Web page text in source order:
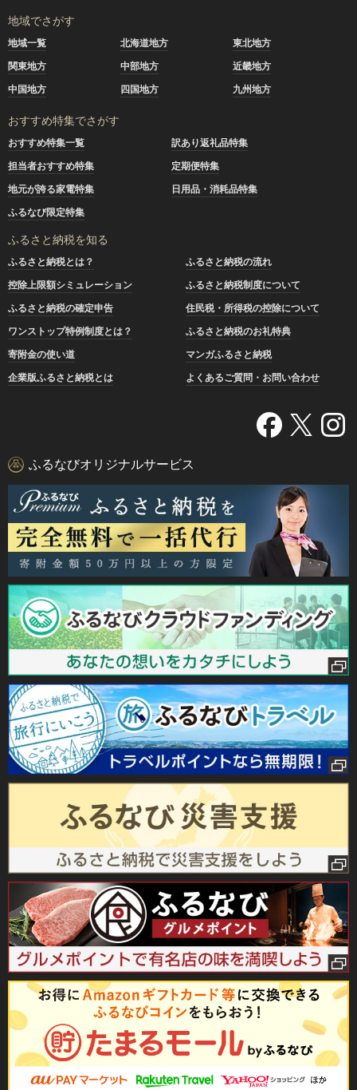
地域でさがす
地域一覧 北海道地方
東北地方
関東地方
中部地方
近畿地方
中国地方
四国地方 九州地方
おすすめ特集でさがす
おすすめ特集一覧
訳あり返礼品特集
担当者おすすめ特集
定期便特集
地元が誇る家電特集
日用品・消耗品特集
ふるなび限定特集
ふるさと納税を知る
ふるさと納税とは？
ふるさと納税の流れ
控除上限額シミュレーション
ふるさと納税制度について
ふるさと納税の確定申告
住民税・所得税の控除について
ワンストップ特例制度とは？
ふるさと納税のお礼特典
寄附金の使い道
マンガふるさと納税
企業版ふるさと納税とは
よくあるご質問・お問い合わせ
ふるなびオリジナルサービス